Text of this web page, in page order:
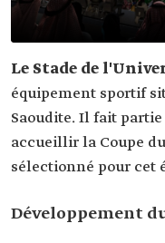
Le Stade de
équipement sportif
Saoudite. Il fait
accueillir la Coupe
sélectionné pour cet
Développement